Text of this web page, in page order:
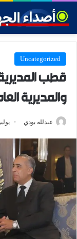
Uncategorized
قطب
والمديرية
عبدلله بودي يوليوز 2,